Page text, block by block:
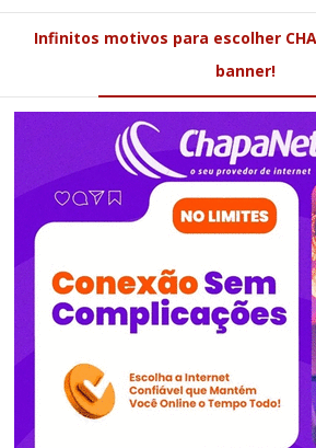
Infinitos motivos para escolher
banner!